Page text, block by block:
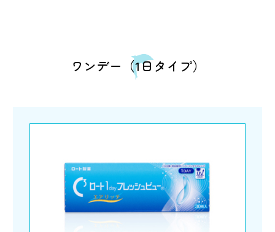
ワンデー（1日タイプ）